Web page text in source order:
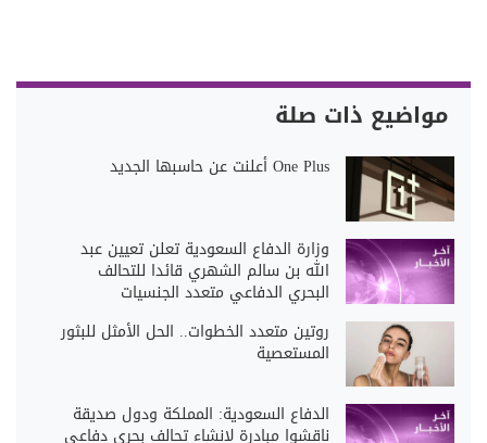
مواضيع ذات صلة
One Plus أعلنت عن حاسبها الجديد
وزارة الدفاع السعودية تعلن تعيين عبد
الله بن سالم الشهري قائدا للتحالف
البحري الدفاعي متعدد الجنسيات
روتين متعدد الخطوات.. الحل الأمثل للبثور
المستعصية
الدفاع السعودية: المملكة ودول صديقة
ناقشوا مبادرة لإنشاء تحالف بحري دفاعي